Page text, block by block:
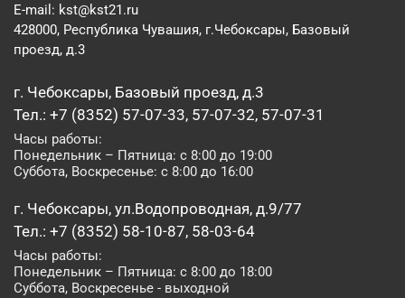
E-mail: kst@kst21.ru
428000, Республика Чувашия, г.Чебоксары, Базовый
проезд, д.3
г. Чебоксары, Базовый проезд, д.3
Тел.: +7 (8352) 57-07-33, 57-07-32, 57-07-31
Часы работы:
Понедельник – Пятница: с 8:00 до 19:00
Суббота, Воскресенье: с 8:00 до 16:00
г. Чебоксары, ул.Водопроводная, д.9/77
Тел.: +7 (8352) 58-10-87, 58-03-64
Часы работы:
Понедельник – Пятница: с 8:00 до 18:00
Суббота, Воскресенье - выходной